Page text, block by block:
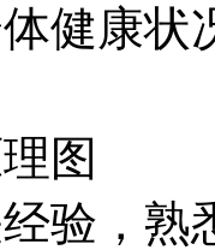
健康
图
验，